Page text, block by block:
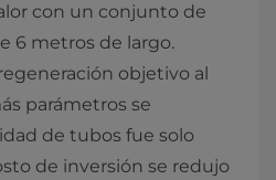
con un conjunto de
6 metros de largo.
objetivo al
parámetros se
de tubos fue solo
de inversión se redujo